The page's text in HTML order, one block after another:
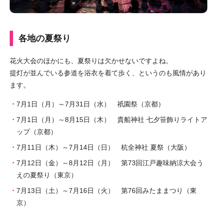
各地の夏祭り
花火大会のほかにも、夏祭りは欠かせないですよね。
提灯が並んでいる参道を浴衣を着て歩く、というのも風情があり
ます。
7月1日（月）～7月31日（水） 祇園祭（京都）
7月1日（月）～8月15日（木） 貴船神社 七夕笹飾りライトア
ップ（京都）
7月11日（木）～7月14日（日） 杭全神社 夏祭（大阪）
7月12日（金）～8月12日（月） 第73回江戸趣味納涼大会う
えの夏祭り（東京）
7月13日（土）～7月16日（火） 第76回みたままつり（東
京）